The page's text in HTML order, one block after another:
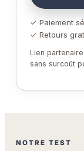
✓ Paiement
✓ Retours
Lien
sans surcoût
NOTRE TEST